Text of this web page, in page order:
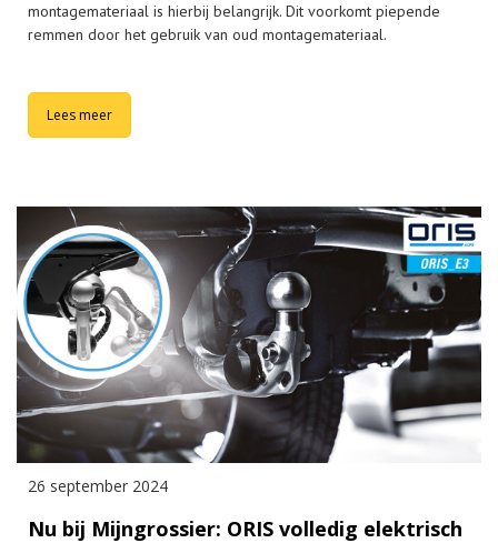
montagemateriaal is hierbij belangrijk. Dit voorkomt piepende
remmen door het gebruik van oud montagemateriaal.
Lees meer
26 september 2024
Nu bij Mijngrossier: ORIS volledig elektrisch